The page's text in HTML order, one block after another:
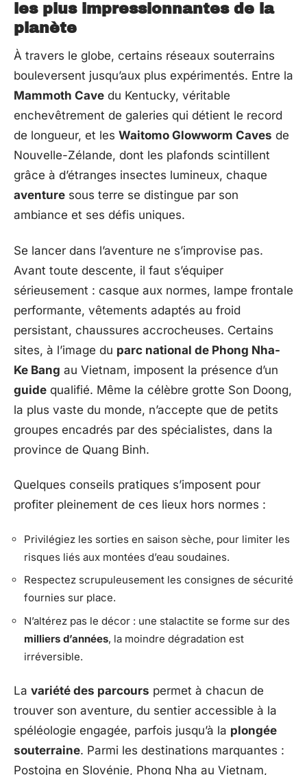
les plus impressionnantes de la
planète
À travers le globe, certains réseaux souterrains
bouleversent jusqu’aux plus expérimentés. Entre la
Mammoth Cave du Kentucky, véritable
enchevêtrement de galeries qui détient le record
de longueur, et les Waitomo Glowworm Caves de
Nouvelle-Zélande, dont les plafonds scintillent
grâce à d’étranges insectes lumineux, chaque
aventure sous terre se distingue par son
ambiance et ses défis uniques.
Se lancer dans l’aventure ne s’improvise pas.
Avant toute descente, il faut s’équiper
sérieusement : casque aux normes, lampe frontale
performante, vêtements adaptés au froid
persistant, chaussures accrocheuses. Certains
sites, à l’image du parc national de Phong Nha-
Ke Bang au Vietnam, imposent la présence d’un
guide qualifié. Même la célèbre grotte Son Doong,
la plus vaste du monde, n’accepte que de petits
groupes encadrés par des spécialistes, dans la
province de Quang Binh.
Quelques conseils pratiques s’imposent pour
profiter pleinement de ces lieux hors normes :
Privilégiez les sorties en saison sèche, pour limiter les
risques liés aux montées d’eau soudaines.
Respectez scrupuleusement les consignes de sécurité
fournies sur place.
N’altérez pas le décor : une stalactite se forme sur des
milliers d’années, la moindre dégradation est
irréversible.
La variété des parcours permet à chacun de
trouver son aventure, du sentier accessible à la
spéléologie engagée, parfois jusqu’à la plongée
souterraine. Parmi les destinations marquantes :
Postojna en Slovénie, Phong Nha au Vietnam,